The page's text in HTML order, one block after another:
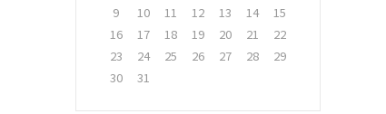
9
10 11 12 13 14
15
16
17 18 19 20 21
22
23
24 25 26 27 28
29
30
31